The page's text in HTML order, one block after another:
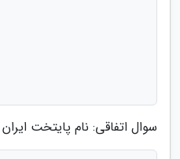
سوال اتفاقی: نام پایتخت